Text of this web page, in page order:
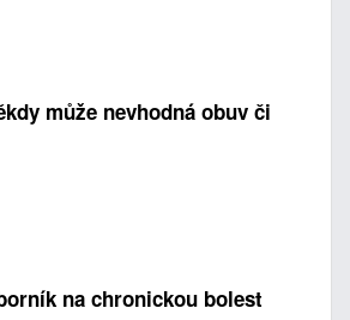
může nevhodná obuv či
na chronickou bolest